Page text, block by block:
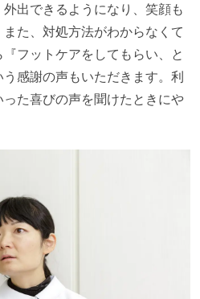
出できるようになり、笑顔も
た、対処方法がわからなくて
フットケアをしてもらい、と
感謝の声もいただきます。利
た喜びの声を聞けたときにや